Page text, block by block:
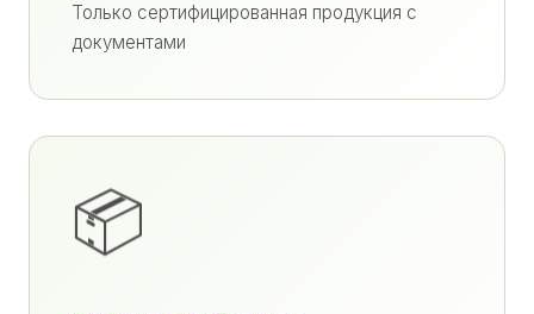
Только сертифицированная продукция с
документами
📦